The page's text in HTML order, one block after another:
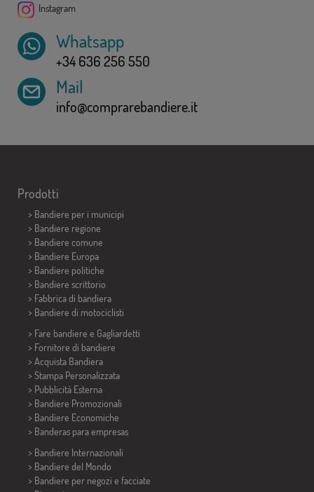
Instagram
Whatsapp
+34 636 256 550
Mail
info@comprarebandiere.it
Prodotti
> Bandiere per i municipi
> Bandiere regione
> Bandiere comune
> Bandiere Europa
> Bandiere politiche
> Bandiere scrittorio
> Fabbrica di bandiera
> Bandiere di motociclisti
> Fare bandiere e Gagliardetti
> Fornitore di bandiere
> Acquista Bandiera
> Stampa Personalizzata
> Pubblicità Esterna
> Bandiere Promozionali
> Bandiere Economiche
> Banderas para empresas
> Bandiere Internazionali
> Bandiere del Mondo
> Bandiere per negozi e facciate